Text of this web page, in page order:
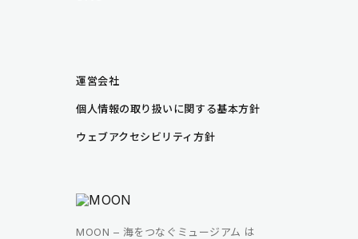
運営会社
個人情報の取り扱いに関する基本方針
ウェブアクセシビリティ方針
MOON – 海をつなぐミュージアム は